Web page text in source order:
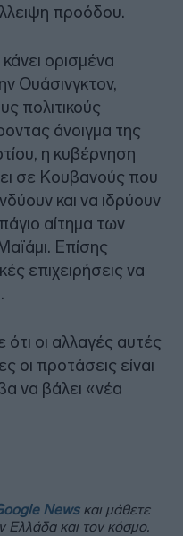
προόδου.
ορισμένα
Ουάσινγκτον,
πολιτικούς
άνοιγμα της
η κυβέρνηση
σε Κουβανούς που
και να ιδρύουν
αίτημα των
Επίσης
επιχειρήσεις να
οι αλλαγές αυτές
οι προτάσεις είναι
να βάλει «νέα
Newsκαι μάθετε
Ελλάδα και τον κόσμο.